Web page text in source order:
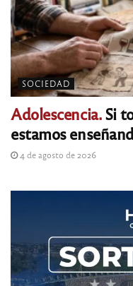
SOCIEDAD
Adolescencia.Si
estamos
4 de agosto de 2026